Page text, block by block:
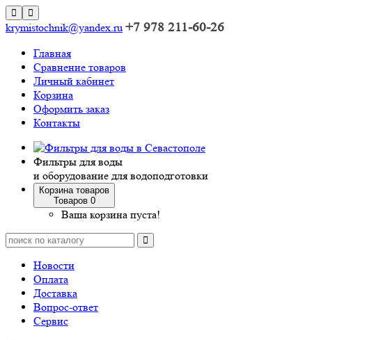
krymistochnik@yandex.ru +7 978 211-60-26
Главная
Сравнение товаров
Личный кабинет
Корзина
Оформить заказ
Контакты
Фильтры для воды
и оборудование для водоподготовки
Корзина товаров
Товаров 0
Ваша корзина пуста!
Новости
Оплата
Доставка
Вопрос-ответ
Сервис